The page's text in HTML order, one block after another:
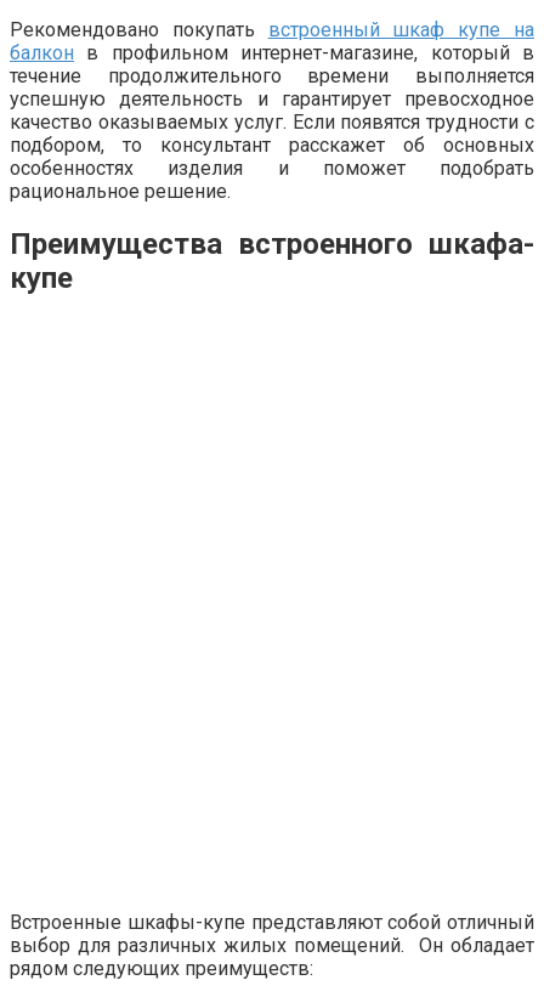
Рекомендовано покупать встроенный шкаф купе на
балкон в профильном интернет-магазине, который в
течение продолжительного времени выполняется
успешную деятельность и гарантирует превосходное
качество оказываемых услуг. Если появятся трудности с
подбором, то консультант расскажет об основных
особенностях изделия и поможет подобрать
рациональное решение.
Преимущества встроенного шкафа-
купе
Встроенные шкафы-купе представляют собой отличный
выбор для различных жилых помещений. Он обладает
рядом следующих преимуществ: